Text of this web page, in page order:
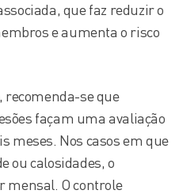
que faz reduzir o
e aumenta o risco
recomenda-se que
façam uma avaliação
meses. Nos casos em que
ou calosidades, o
mensal. O controle